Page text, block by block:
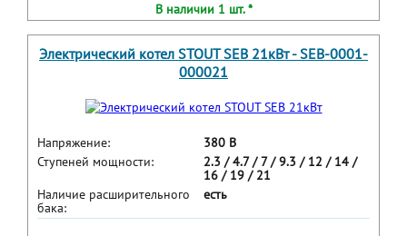
В наличии 1 шт. *
Электрический котел STOUT SEB 21кВт - SEB-0001-
000021
Напряжение:
380 В
Ступеней мощности:
2.3 / 4.7 / 7 / 9.3 / 12 / 14 /
16 / 19 / 21
Наличие расширительного
бака:
есть